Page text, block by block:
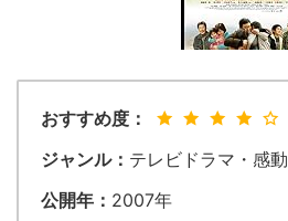
おすすめ度：
ジャンル： テレビドラマ・感動
公開年： 2007年